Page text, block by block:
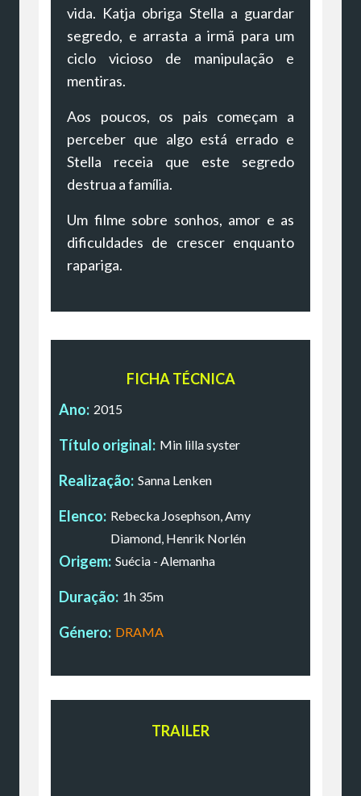
vida. Katja obriga Stella a guardar
segredo, e arrasta a irmã para um
ciclo vicioso de manipulação e
mentiras.
Aos poucos, os pais começam a
perceber que algo está errado e
Stella receia que este segredo
destrua a família.
Um filme sobre sonhos, amor e as
dificuldades de crescer enquanto
rapariga.
FICHA TÉCNICA
Ano: 2015
Título original: Min lilla syster
Realização: Sanna Lenken
Elenco: Rebecka Josephson, Amy
Diamond, Henrik Norlén
Origem: Suécia - Alemanha
Duração: 1h 35m
Género: DRAMA
TRAILER